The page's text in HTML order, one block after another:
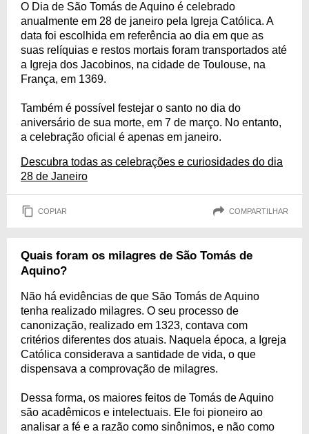
O Dia de São Tomás de Aquino é celebrado
anualmente em 28 de janeiro pela Igreja Católica. A
data foi escolhida em referência ao dia em que as
suas relíquias e restos mortais foram transportados até
a Igreja dos Jacobinos, na cidade de Toulouse, na
França, em 1369.
Também é possível festejar o santo no dia do
aniversário de sua morte, em 7 de março. No entanto,
a celebração oficial é apenas em janeiro.
Descubra todas as celebrações e curiosidades do dia
28 de Janeiro
COPIAR COMPARTILHAR
Quais foram os milagres de São Tomás de
Aquino?
Não há evidências de que São Tomás de Aquino
tenha realizado milagres. O seu processo de
canonização, realizado em 1323, contava com
critérios diferentes dos atuais. Naquela época, a Igreja
Católica considerava a santidade de vida, o que
dispensava a comprovação de milagres.
Dessa forma, os maiores feitos de Tomás de Aquino
são acadêmicos e intelectuais. Ele foi pioneiro ao
analisar a fé e a razão como sinônimos, e não como